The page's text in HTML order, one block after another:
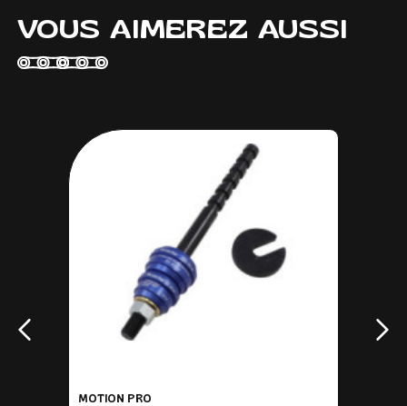
VOUS AIMEREZ AUSSI
MOTION PRO